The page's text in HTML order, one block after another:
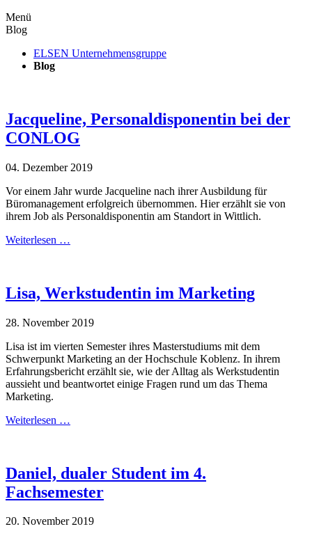
Menü
Blog
ELSEN Unternehmensgruppe
Blog
Jacqueline, Personaldisponentin bei der
CONLOG
04. Dezember 2019
Vor einem Jahr wurde Jacqueline nach ihrer Ausbildung für
Büromanagement erfolgreich übernommen. Hier erzählt sie von
ihrem Job als Personaldisponentin am Standort in Wittlich.
Weiterlesen …
Lisa, Werkstudentin im Marketing
28. November 2019
Lisa ist im vierten Semester ihres Masterstudiums mit dem
Schwerpunkt Marketing an der Hochschule Koblenz. In ihrem
Erfahrungsbericht erzählt sie, wie der Alltag als Werkstudentin
aussieht und beantwortet einige Fragen rund um das Thema
Marketing.
Weiterlesen …
Daniel, dualer Student im 4.
Fachsemester
20. November 2019